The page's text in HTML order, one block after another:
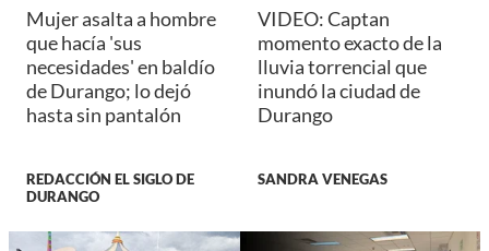
Mujer asalta a hombre
que hacía 'sus
necesidades' en baldío
de Durango; lo dejó
hasta sin pantalón
REDACCIÓN EL SIGLO DE
DURANGO
VIDEO: Captan
momento exacto de la
lluvia torrencial que
inundó la ciudad de
Durango
SANDRA VENEGAS